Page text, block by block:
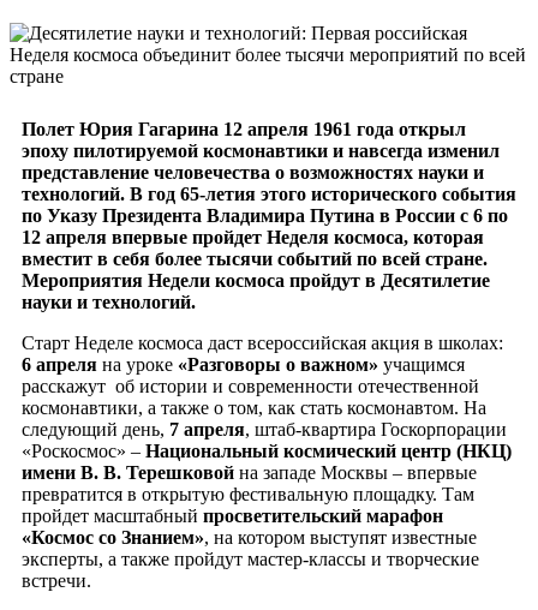
Полет Юрия Гагарина 12 апреля 1961 года открыл
эпоху пилотируемой космонавтики и навсегда изменил
представление человечества о возможностях науки и
технологий. В год 65-летия этого исторического события
по Указу Президента Владимира Путина в России с 6 по
12 апреля впервые пройдет Неделя космоса, которая
вместит в себя более тысячи событий по всей стране.
Мероприятия Недели космоса пройдут в Десятилетие
науки и технологий.
Старт Неделе космоса даст всероссийская акция в школах:
6 апреля на уроке «Разговоры о важном» учащимся
расскажут об истории и современности отечественной
космонавтики, а также о том, как стать космонавтом. На
следующий день, 7 апреля, штаб-квартира Госкорпорации
«Роскосмос» – Национальный космический центр (НКЦ)
имени В. В. Терешковой на западе Москвы – впервые
превратится в открытую фестивальную площадку. Там
пройдет масштабный просветительский марафон
«Космос со Знанием», на котором выступят известные
эксперты, а также пройдут мастер-классы и творческие
встречи.